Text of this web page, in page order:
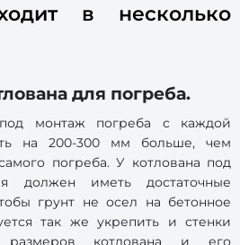
в несколько
для погреба.
монтаж погреба с каждой
на 200-300 мм больше, чем
погреба. У котлована под
должен иметь достаточные
грунт не осел на бетонное
так же укрепить и стенки
размеров котлована и его